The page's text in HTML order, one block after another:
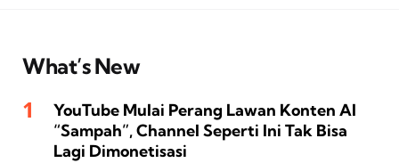
What’s New
YouTube Mulai Perang Lawan Konten AI
“Sampah”, Channel Seperti Ini Tak Bisa
Lagi Dimonetisasi